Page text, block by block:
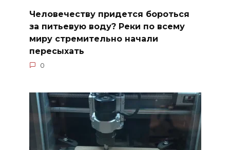
Человечеству придется бороться
за питьевую воду? Реки по всему
миру стремительно начали
пересыхать
0